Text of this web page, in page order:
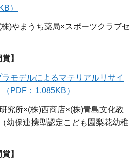
）
)やまうち薬局×スポーツクラブセ
】
ラモデルによるマテリアルリサイ
PDF：1,085KB）
究所×(株)西商店×(株)青島文化教
幼保連携型認定こども園梨花幼稚
】